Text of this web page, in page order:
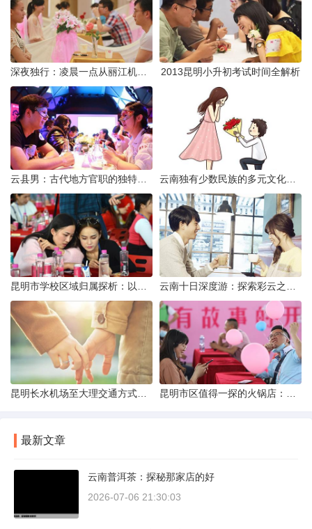
2013昆明小升初考试时间全解析
最新文章
云南普洱茶：探秘那家店的好
2026-07-06 21:30:03